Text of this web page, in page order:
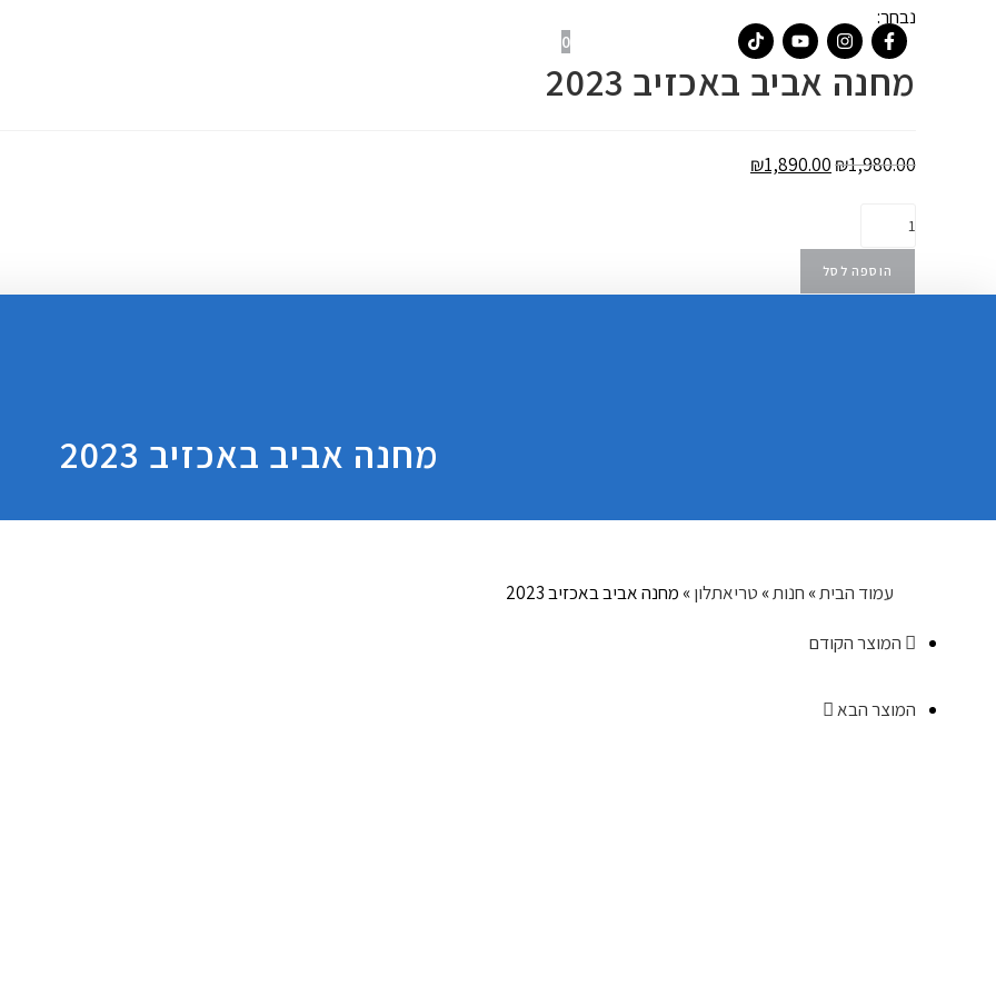
0
נבחר:
מחנה אביב באכזיב 2023
₪1,980.00
₪1,890.00
הוספה לסל
מחנה אביב באכזיב 2023
עמוד הבית» חנות» טריאתלון» מחנה אביב באכזיב 2023
המוצר הקודם
המוצר הבא